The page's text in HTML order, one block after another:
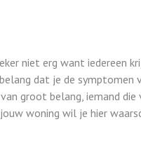
niet erg want iedereen
dat je de symptomen
groot belang, iemand die
woning wil je hier